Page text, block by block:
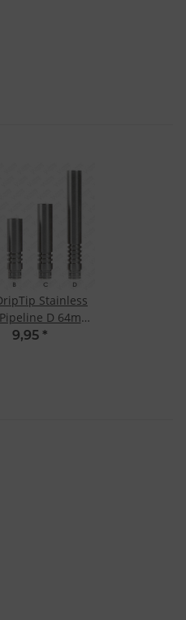
Stainless
D 64mm
length
9,95 *